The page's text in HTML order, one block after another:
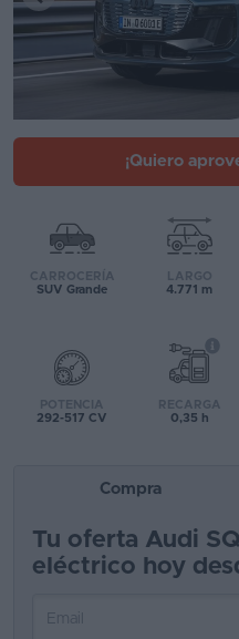
KM
0
Segunda
Ofertas
Asistente
Comparador
¡Quiero
CARROCERÍA
SUV Grande
LARGO
4.771 m
POTENCIA
292-517 CV
RECARGA
0,35 h
Compra
Tu oferta Audi
eléctrico hoy